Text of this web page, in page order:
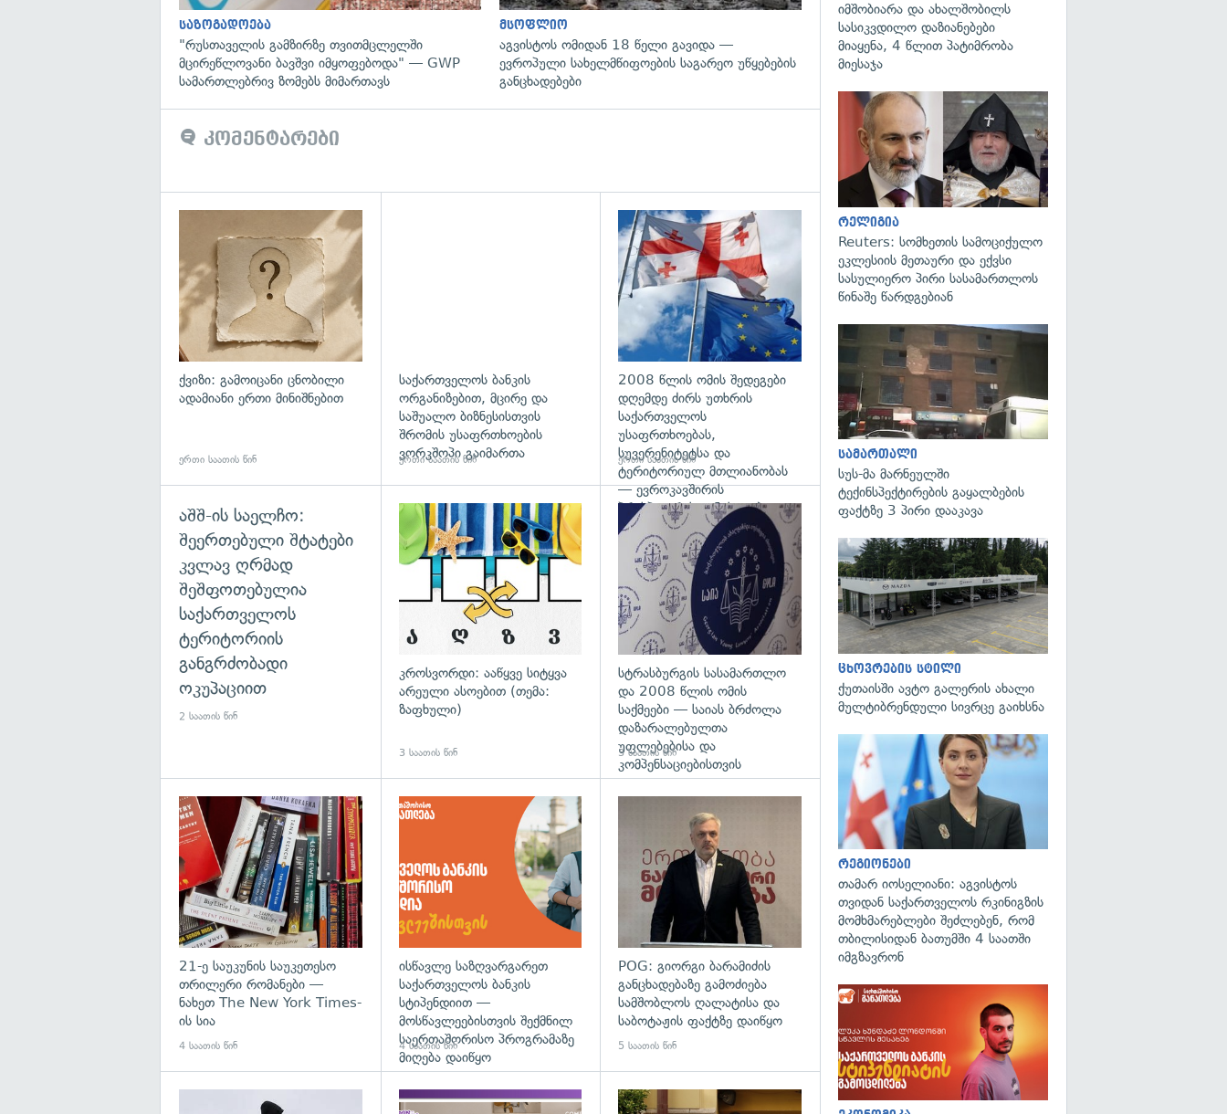
საზოგადოება
"რუსთაველის გამზირზე თვითმცლელში
მცირეწლოვანი ბავშვი იმყოფებოდა" — GWP
სამართლებრივ ზომებს მიმართავს
მსოფლიო
აგვისტოს ომიდან 18 წელი გავიდა —
ევროპული სახელმწიფოების საგარეო უწყებების
განცხადებები
კომენტარები
ქვიზი: გამოიცანი ცნობილი
ადამიანი ერთი მინიშნებით
ერთი საათის წინ
საქართველოს ბანკის
ორგანიზებით, მცირე და
საშუალო ბიზნესისთვის
შრომის უსაფრთხოების
ვორკშოპი გაიმართა
ერთი საათის წინ
გადახედვა
2008 წლის ომის შედეგები
დღემდე ძირს უთხრის
საქართველოს
უსაფრთხოებას,
სუვერენიტეტსა და
ტერიტორიულ მთლიანობას
— ევროკავშირის
პრესპიკერის განცხადება
ერთი საათის წინ
აშშ-ის საელჩო:
შეერთებული შტატები
კვლავ ღრმად
შეშფოთებულია
საქართველოს
ტერიტორიის
განგრძობადი
ოკუპაციით
2 საათის წინ
გადახედვა
კროსვორდი: ააწყვე სიტყვა
არეული ასოებით (თემა:
ზაფხული)
3 საათის წინ
სტრასბურგის სასამართლო
და 2008 წლის ომის
საქმეები — საიას ბრძოლა
დაზარალებულთა
უფლებებისა და
კომპენსაციებისთვის
3 საათის წინ
გადახედვა
21-ე საუკუნის საუკეთესო
თრილერი რომანები —
ნახეთ The New York Times-
ის სია
4 საათის წინ
ისწავლე საზღვარგარეთ
საქართველოს ბანკის
სტიპენდიით —
მოსწავლეებისთვის შექმნილ
საერთაშორისო პროგრამაზე
მიღება დაიწყო
4 საათის წინ
გადახედვა
POG: გიორგი ბარამიძის
განცხადებაზე გამოძიება
სამშობლოს ღალატისა და
საბოტაჟის ფაქტზე დაიწყო
5 საათის წინ
გადახედვა
იმშობიარა და ახალშობილს
სასიკვდილო დაზიანებები
მიაყენა, 4 წლით პატიმრობა
მიესაჯა
რელიგია
Reuters: სომხეთის სამოციქულო
ეკლესიის მეთაური და ექვსი
სასულიერო პირი სასამართლოს
წინაშე წარდგებიან
სამართალი
სუს-მა მარნეულში
ტექინსპექტირების გაყალბების
ფაქტზე 3 პირი დააკავა
ცხოვრების სტილი
ქუთაისში ავტო გალერის ახალი
მულტიბრენდული სივრცე გაიხსნა
რეგიონები
თამარ იოსელიანი: აგვისტოს
თვიდან საქართველოს რკინიგზის
მომხმარებლები შეძლებენ, რომ
თბილისიდან ბათუმში 4 საათში
იმგზავრონ